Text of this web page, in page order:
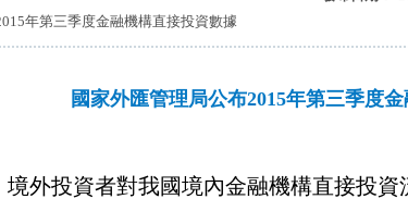
年第三季度金融機構直接投資數據
國家外匯管理局公布2015年第三季度
境外投資者對我國境內金融機構直接投資